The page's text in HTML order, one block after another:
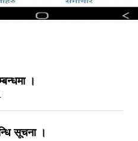
।
सूचना ।